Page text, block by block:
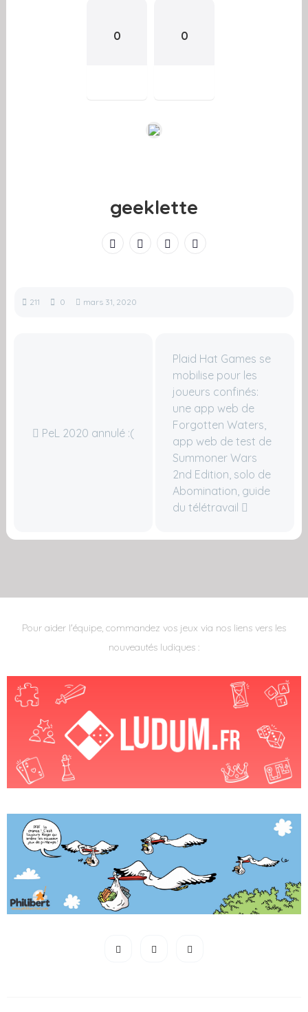
0 0
geeklette
211 0 mars 31, 2020
PeL 2020 annulé :(
Plaid Hat Games se
mobilise pour les
joueurs confinés:
une app web de
Forgotten Waters,
app web de test de
Summoner Wars
2nd Edition, solo de
Abomination, guide
du télétravail
Pour aider l'équipe, commandez vos jeux via nos liens vers les
nouveautés ludiques :